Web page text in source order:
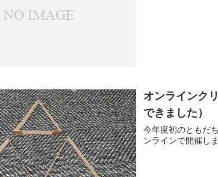
オンラインク
できました）
今年度初のともだ
ンラインで開催しま